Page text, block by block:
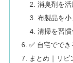
消臭剤を活
布製品を
清掃を習慣
✅ 自宅でで
まとめ｜リビ